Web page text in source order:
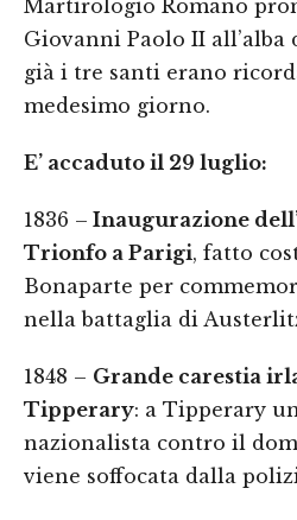
Martirologio Romano
Giovanni Paolo II
già i tre santi erano
medesimo giorno.
E’ accaduto il 29 luglio:
1836 – Inaugurazione
Trionfo a Parigi, fatto
Bonaparte per
nella battaglia di
1848 – Grande carestia
Tipperary: a Tipperary
nazionalista contro il
viene soffocata dalla